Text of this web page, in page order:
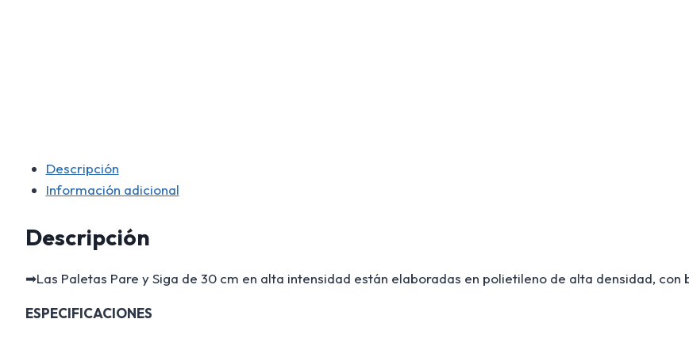
Descripción
Información adicional
Descripción
➡Las Paletas Pare y Siga de 30 cm en alta intensidad están elaboradas en polietileno de alta densidad,
ESPECIFICACIONES